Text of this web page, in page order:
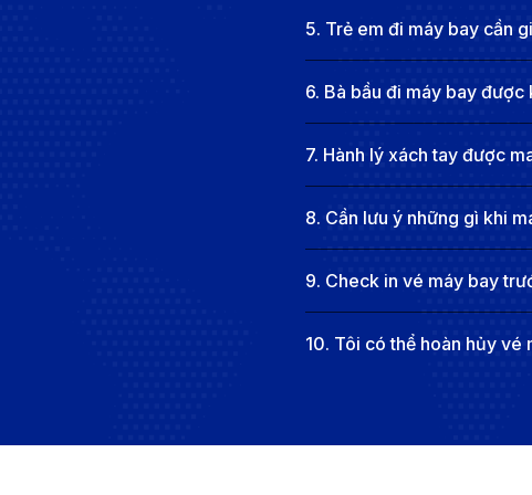
5. Trẻ em đi máy bay cần
6. Bà bầu đi máy bay
7. Hành lý xách tay được
8. Cần lưu ý những gì khi
9. Check in vé máy bay
10. Tôi có thể hoàn hủy vé